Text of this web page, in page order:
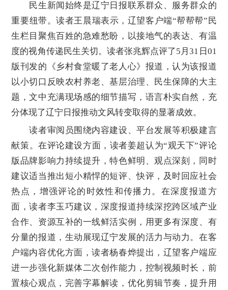
民生新闻始终是辽宁日报联系群众、服务群众的
重要纽带。读者王晨瑞表示，辽望客户端“帮帮帮”民
生栏目聚焦百姓的急难愁盼，以接地气的表达、有温
度的视角传递民生关切。读者张兆辉点评了5月31日01
版刊发的《乡村食堂暖了老人心》报道，认为该报道
以小切口反映农村养老、基层治理、民生保障的大主
题，文中充满现场感的细节描写，语言朴实自然，充
分体现了辽宁日报推动文风转变取得的显著成效。
读者审阅员围绕内容建设、平台发展等积极建言
献策。在评论建设方面，读者姜超认为“观天下”评论
版品牌影响力持续提升，特色鲜明、观点深刻，同时
建议适当推出短小精悍的短评、快评，及时回应社会
热点，增强评论的时效性和传播力。在深度报道方
面，读者李玉巧建议，深度报道持续深挖跨区域产业
合作、资源互补的一线鲜活实例，用更多有深度、有
分量的报道，生动展现辽宁发展的活力与动力。在客
户端内容优化方面，读者杨春烨提出，辽望客户端应
进一步强化新媒体二次创作能力，控制视频时长，前
置核心观点，完善字幕解读，优化剪辑节奏，提升用